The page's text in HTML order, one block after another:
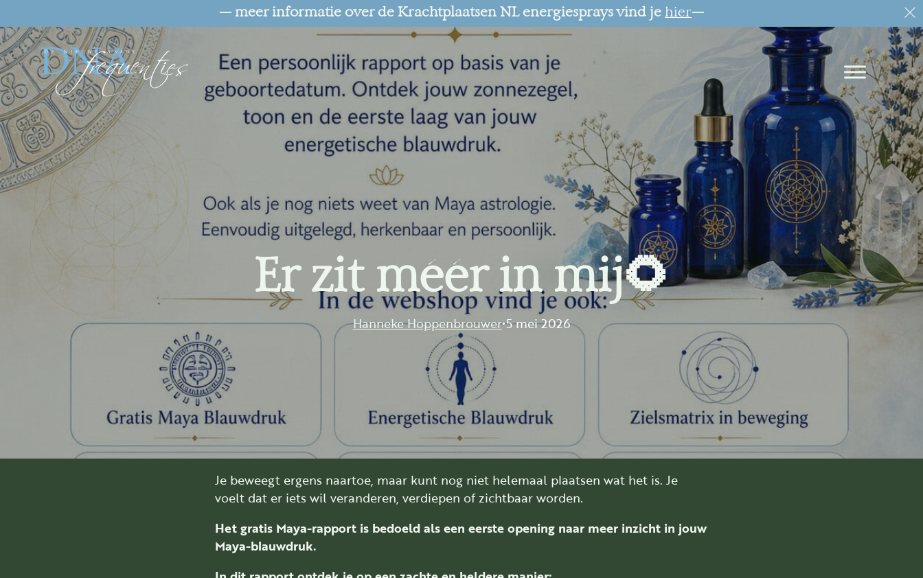
— meer informatie over de Krachtplaatsen NL energiesprays vind je hier—
Er zit méér in mij🌻
Hanneke Hoppenbrouwer 5 mei 2026
Je beweegt ergens naartoe, maar kunt nog niet helemaal plaatsen wat het is. Je
voelt dat er iets wil veranderen, verdiepen of zichtbaar worden.
Het gratis Maya-rapport is bedoeld als een eerste opening naar meer inzicht in jouw
Maya-blauwdruk.